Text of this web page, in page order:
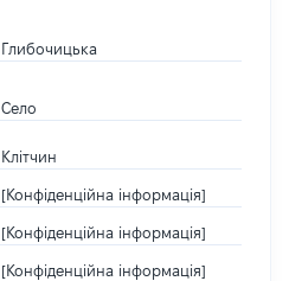
Глибочицька
Село
Клітчин
[Конфіденційна інформація]
[Конфіденційна інформація]
[Конфіденційна інформація]